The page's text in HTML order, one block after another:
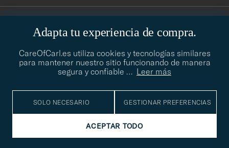
Adapta tu experiencia de compra.
CareOfCarl.es utiliza cookies y tecnologías similares
para mantener nuestro sitio funcionando de manera
segura y confiable … Leer más
SOLO NECESARIO GESTIONAR PREFERENCIAS
ACEPTAR TODO
contact@careofcarl.com
ASESORAMIENTO DE ESTILO
estamos encantados de hacerlo